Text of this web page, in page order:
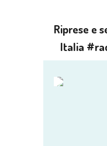
Riprese e
Italia